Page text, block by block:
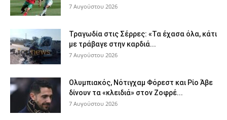
7 Αυγούστου 2026
Τραγωδία στις Σέρρες: «Τα έχασα όλα, κάτι
με τράβαγε στην καρδιά...
7 Αυγούστου 2026
Ολυμπιακός, Νότιγχαμ Φόρεστ και Ρίο Άβε
δίνουν τα «κλειδιά» στον Ζοφρέ...
7 Αυγούστου 2026